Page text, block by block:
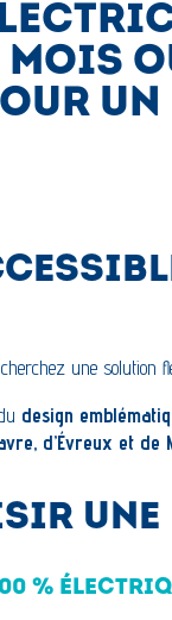
une solution
design
d’Évreux et de
%